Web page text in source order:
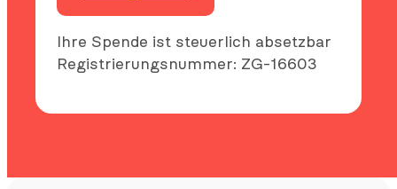
Ihre Spende ist steuerlich absetzbar
Registrierungsnummer: ZG-16603